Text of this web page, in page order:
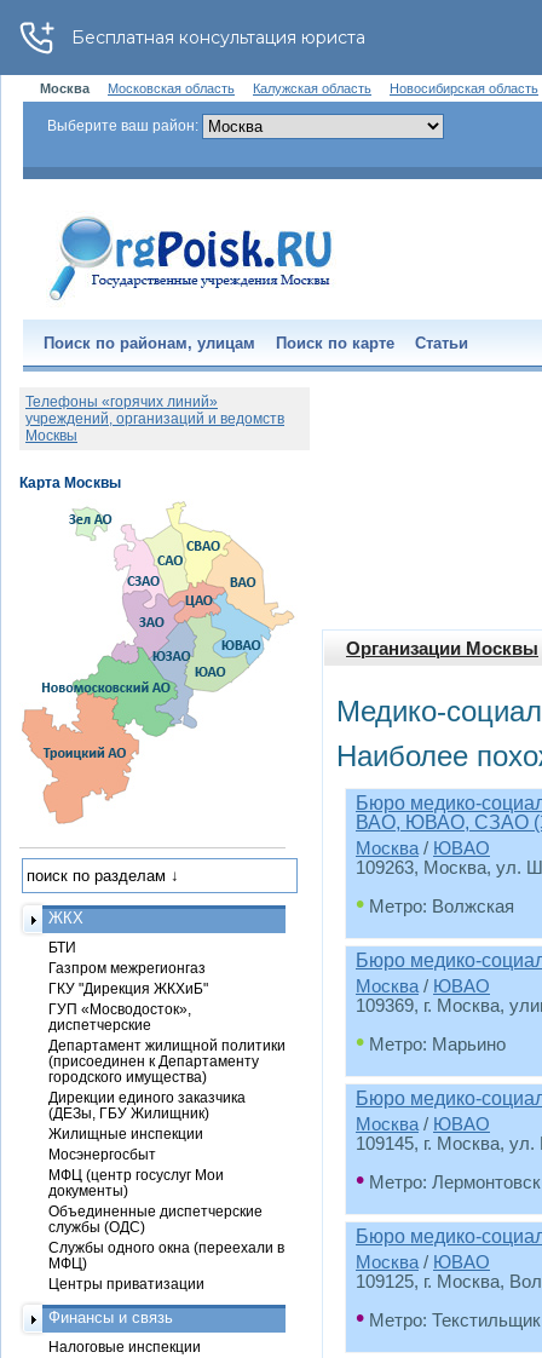
Москва Московская область Калужская область Новосибирская область
Выберите ваш район:
Поиск по районам, улицам Поиск по карте Статьи
Организации Москвы
Медико-
Наиболее
Бюро медико-
ВАО, ЮВАО, СЗАО
Москва / ЮВАО
109263, Москва, ул.
• Метро: Волжская
Бюро медико-
Москва / ЮВАО
109369, г. Москва,
• Метро: Марьино
Бюро медико-
Москва / ЮВАО
109145, г. Москва,
• Метро:
Бюро медико-
Москва / ЮВАО
109125, г. Москва,
• Метро:
Телефоны «горячих линий»
учреждений, организаций и ведомств
Москвы
ЖКХ
БТИ
Газпром межрегионгаз
ГКУ "Дирекция ЖКХиБ"
ГУП «Мосводосток»,
диспетчерские
Департамент жилищной политики
(присоединен к Департаменту
городского имущества)
Дирекции единого заказчика
(ДЕЗы, ГБУ Жилищник)
Жилищные инспекции
Мосэнергосбыт
МФЦ (центр госуслуг Мои
документы)
Объединенные диспетчерские
службы (ОДС)
Службы одного окна (переехали в
МФЦ)
Центры приватизации
Финансы и связь
Налоговые инспекции